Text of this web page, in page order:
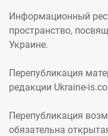
Информационный
пространство,
Украине.
Перепубликация
редакции Ukraine-
Перепубликация
обязательна